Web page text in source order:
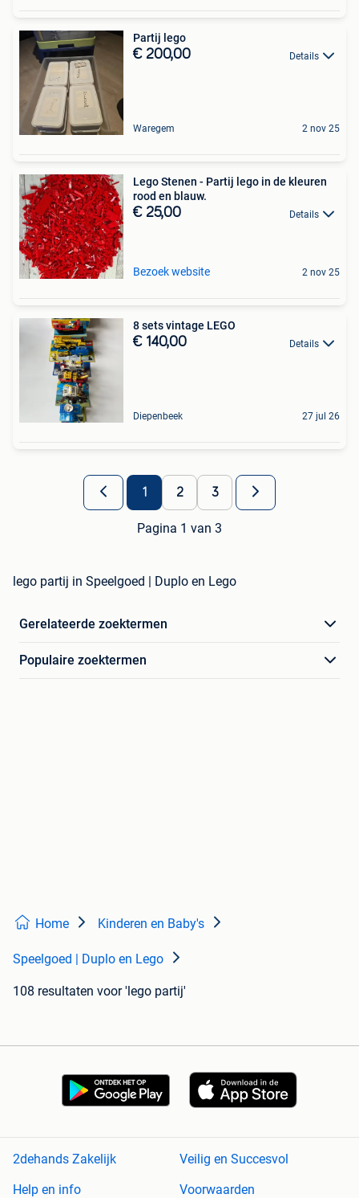
Partij lego
€ 200,00 Details
Waregem 2 nov 25
Lego Stenen - Partij lego in de kleuren
rood en blauw.
€ 25,00 Details
Bezoek website 2 nov 25
8 sets vintage LEGO
€ 140,00 Details
Diepenbeek 27 jul 26
1 2 3
Pagina 1 van 3
lego partij in Speelgoed | Duplo en Lego
Gerelateerde zoektermen
Populaire zoektermen
Home Kinderen en Baby's
Speelgoed | Duplo en Lego
108 resultaten voor 'lego partij'
2dehands Zakelijk
Veilig en Succesvol
Help en info
Voorwaarden